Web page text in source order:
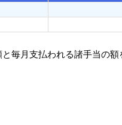
毎月支払われる諸手当の額